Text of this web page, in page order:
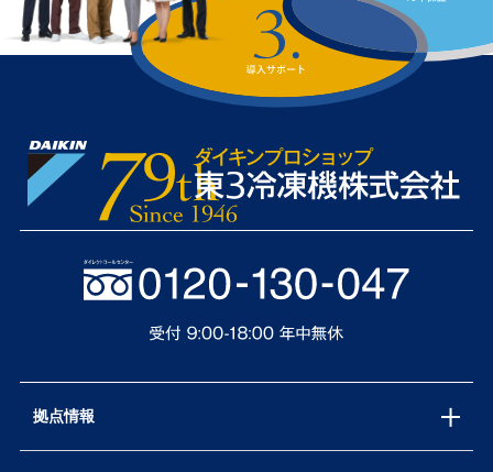
拠点情報